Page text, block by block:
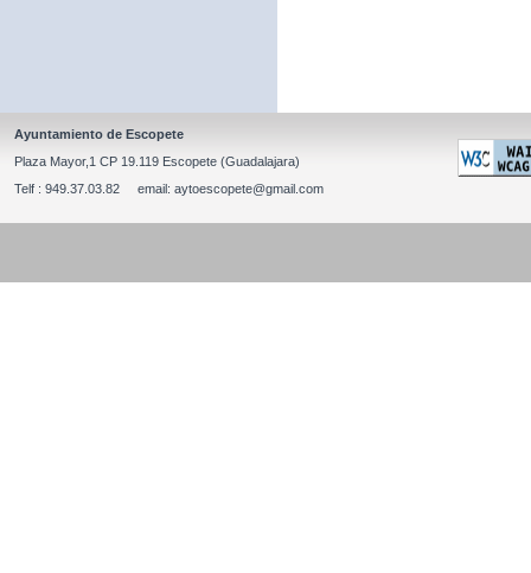
Ayuntamiento de Escopete
Plaza Mayor,1 CP 19.119 Escopete (Guadalajara)
Telf : 949.37.03.82 email: aytoescopete@gmail.com